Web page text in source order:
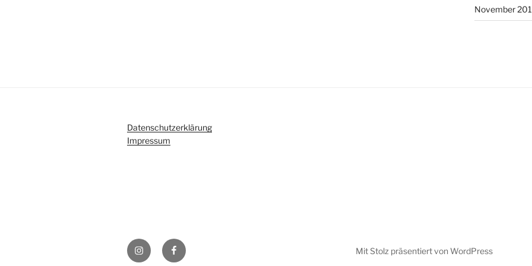
November
Datenschutzerklärung
Impressum
InstagramFacebook Mit Stolz präsentiert von WordPress